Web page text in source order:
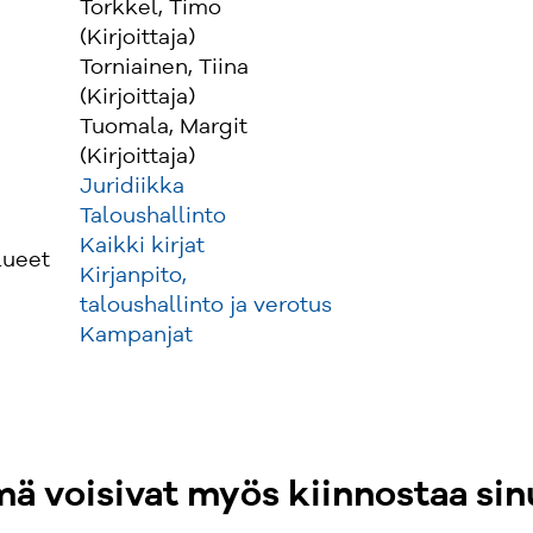
Torkkel, Timo
(Kirjoittaja)
Torniainen, Tiina
(Kirjoittaja)
Tuomala, Margit
(Kirjoittaja)
Juridiikka
Taloushallinto
Kaikki kirjat
Kirjanpito,
taloushallinto ja verotus
Kampanjat
voisivat myös kiinnostaa